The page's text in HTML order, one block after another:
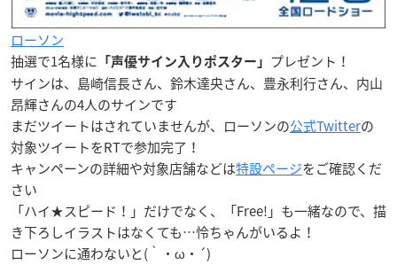
ローソン
抽選で1名様に 「声優サイン入りポスター」
プレゼント！
サインは、島崎信長さん、鈴木達央さん、豊永利行さん、内山
昂輝さんの4人のサインです
まだツイートはされていませんが、ローソンの公式Twitterの
対象ツイートをRTで参加完了！
キャンペーンの詳細や対象店舗などは特設ページをご確認くだ
さい
「ハイ★スピード！」だけでなく、「Free!」も一緒なので、描
き下ろしイラストはなくても…怜ちゃんがいるよ！
ローソンに通わないと(｀・ω・´)